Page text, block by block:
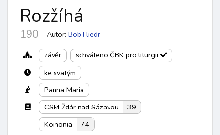
Rozžíhá
190 Autor: Bob Fliedr
závěr
schváleno ČBK pro liturgii
ke svatým
Panna Maria
CSM Ždár nad Sázavou
39
Koinonia
74